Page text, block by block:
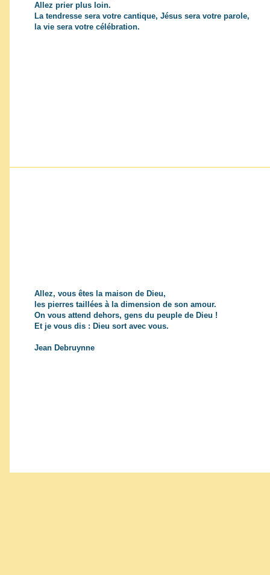
Allez prier plus loin.
La tendresse sera votre cantique, Jésus sera votre parole,
la vie sera votre célébration.
Allez, vous êtes la maison de Dieu,
les pierres taillées à la dimension de son amour.
On vous attend dehors, gens du peuple de Dieu !
Et je vous dis : Dieu sort avec vous.
Jean Debruynne